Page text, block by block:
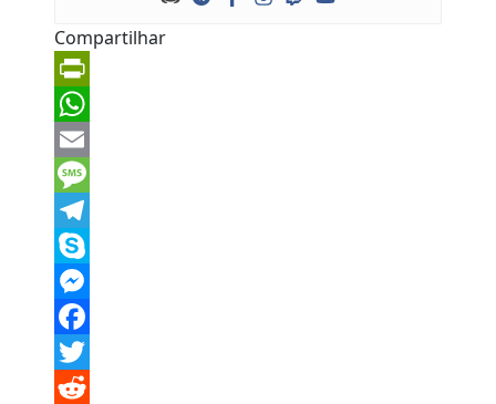
Compartilhar
PrintFriendly
WhatsApp
Email
Message
Telegram
Skype
Messenger
Facebook
Twitter